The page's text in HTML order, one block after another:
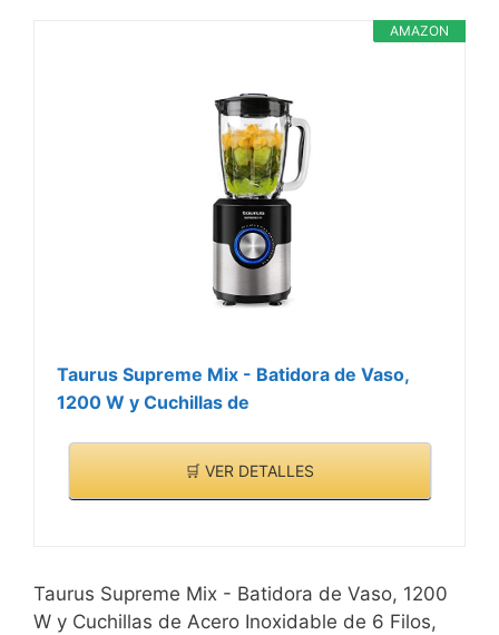
AMAZON
Taurus Supreme Mix - Batidora de Vaso,
1200 W y Cuchillas de
🛒 VER DETALLES
Taurus Supreme Mix - Batidora de Vaso, 1200
W y Cuchillas de Acero Inoxidable de 6 Filos,